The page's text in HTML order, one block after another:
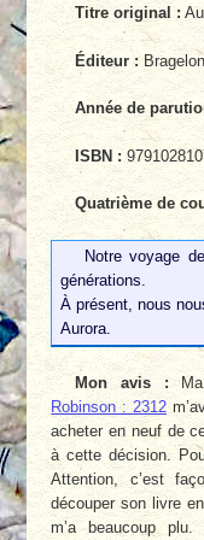
Titre original :
Éditeur :
Année de
ISBN :
Quatrième de
Notre voyage
générations.
À présent, nous
Aurora.
Mon avis :Ma
Robinson : 2312
acheter en neuf de
à cette décision.
Attention, c’est
découper son livre
m’a beaucoup